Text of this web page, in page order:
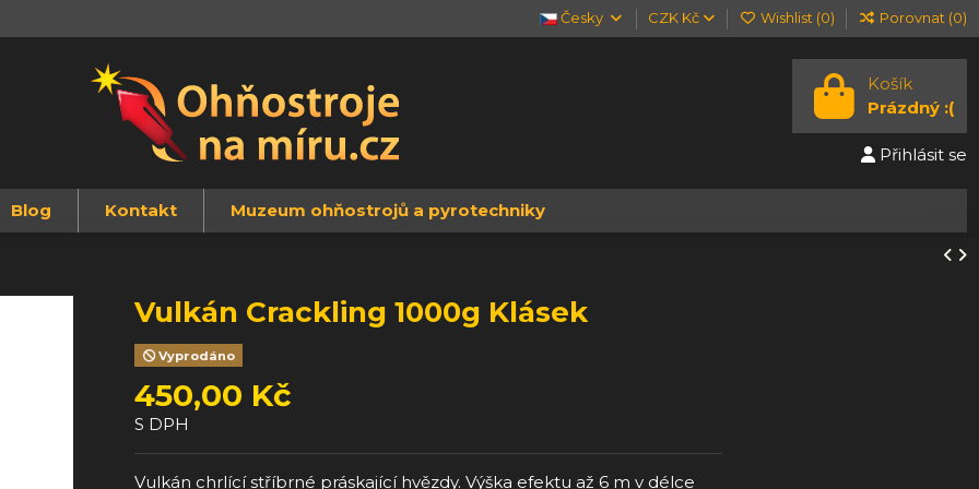
Česky CZK Kč Wishlist (0) Porovnat (0)
Košík
Prázdný :(
Přihlásit se
Blog Kontakt Muzeum ohňostrojů a pyrotechniky
Vulkán Crackling 1000g Klásek
Vyprodáno
450,00 Kč
S DPH
Vulkán chrlící stříbrné práskající hvězdy. Výška efektu až 6 m v délce